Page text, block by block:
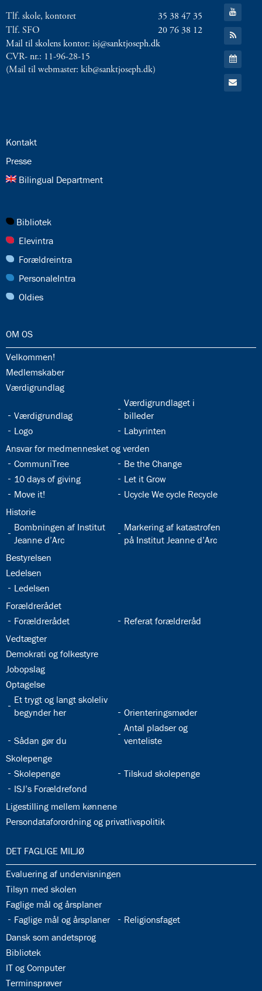
Tlf. skole, kontoret
35 38 47 35
Tlf. SFO
20 76 38 12
Mail til skolens kontor: isj@sanktjoseph.dk
CVR- nr.: 11-96-28-15
(Mail til webmaster: kib@sanktjoseph.dk)
Facebook
Gå
til:
YouTube
Gå
til:
RSS
feed
Gå
til:
Kalender
Gå
til:
24.0:
Kontakt
25.0:
Presse
26.0:
Bilingual Department
27.0:
Bibliotek
28.0:
Elevintra
29.0:
Forældreintra
30.0:
PersonaleIntra
31.0:
Oldies
32.0:
OM OS
32.1:
Velkommen!
32.2:
Medlemskaber
32.3:
Værdigrundlag
32.4:
Værdigrundlag
32.5:
Værdigrundlaget i
billeder
32.6:
Logo 32.7:
Labyrinten
32.8:
Ansvar for medmennesket og verden
32.9:
CommuniTree 32.10:
Be the Change
32.11:
10 days of giving 32.12:
Let it Grow
32.13:
Move it! 32.14:
Ucycle We cycle Recycle
32.15:
Historie
32.16:
Bombningen af Institut
Jeanne d’Arc
32.17:
Markering af katastrofen
på Institut Jeanne d’Arc
32.18:
Bestyrelsen
32.19:
Ledelsen
32.20:
Ledelsen
32.21:
Forældrerådet
32.22:
Forældrerådet 32.23:
Referat forældreråd
32.24:
Vedtægter
32.25:
Demokrati og folkestyre
32.26:
Jobopslag
32.27:
Optagelse
32.28:
Et trygt og langt skoleliv
begynder her
32.29:
Orienteringsmøder
32.30:
Sådan gør du
32.31:
Antal pladser og
venteliste
32.32:
Skolepenge
32.33:
Skolepenge 32.34:
Tilskud skolepenge
32.35:
ISJ’s Forældrefond
32.36:
Ligestilling mellem kønnene
32.37:
Persondataforordning og privatlivspolitik
33.0:
DET FAGLIGE MILJØ
33.1:
Evaluering af undervisningen
33.2:
Tilsyn med skolen
33.3:
Faglige mål og årsplaner
33.4:
Faglige mål og årsplaner 33.5:
Religionsfaget
33.6:
Dansk som andetsprog
33.7:
Bibliotek
33.8:
IT og Computer
33.9:
Terminsprøver